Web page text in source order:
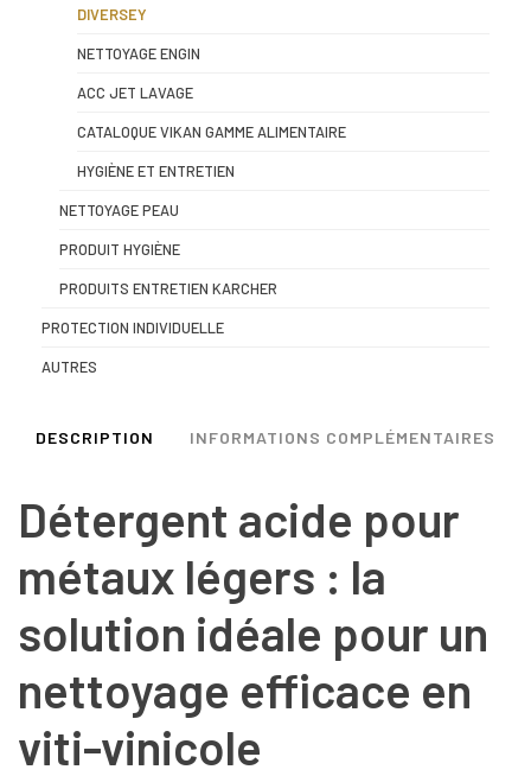
DIVERSEY
NETTOYAGE ENGIN
ACC JET LAVAGE
CATALOQUE VIKAN GAMME ALIMENTAIRE
HYGIÈNE ET ENTRETIEN
NETTOYAGE PEAU
PRODUIT HYGIÈNE
PRODUITS ENTRETIEN KARCHER
PROTECTION INDIVIDUELLE
AUTRES
DESCRIPTION INFORMATIONS COMPLÉMENTAIRES
Détergent acide pour
métaux légers : la
solution idéale pour un
nettoyage efficace en
viti-vinicole